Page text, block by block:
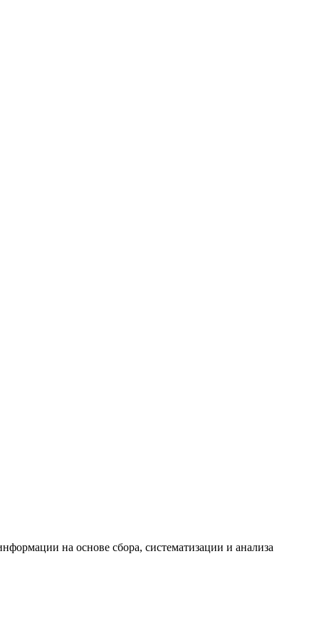
на основе сбора, систематизации и анализа